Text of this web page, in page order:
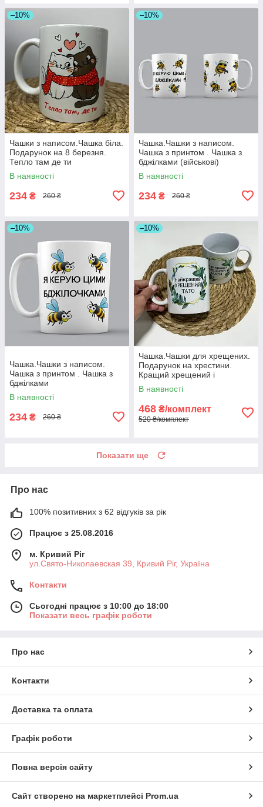
–10%
Чашки з написом.Чашка біла.
Подарунок на 8 березня.
Тепло там де ти
В наявності
234 ₴ 260 ₴
–10%
Чашка.Чашки з написом.
Чашка з принтом . Чашка з
бджілками (військові)
В наявності
234 ₴ 260 ₴
–10%
Чашка.Чашки з написом.
Чашка з принтом . Чашка з
бджілками
В наявності
234 ₴ 260 ₴
–10%
Чашка.Чашки для хрещених.
Подарунок на хрестини.
Кращий хрещений і
найкраща хресна
В наявності
468 ₴/комплект
520 ₴/комплект
Показати ще
Про нас
100% позитивних з 62 відгуків за рік
Працює з 25.08.2016
м. Кривий Ріг
ул.Свято-Николаевская 39, Кривий Ріг, Україна
Контакти
Сьогодні працює з 10:00 до 18:00
Показати весь графік роботи
Про нас
Контакти
Доставка та оплата
Графік роботи
Повна версія сайту
Сайт створено на маркетплейсі Prom.ua